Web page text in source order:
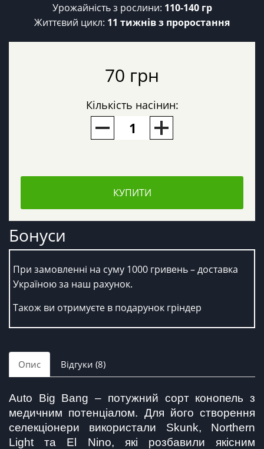
Урожайність з рослини: 110-140 гр
Життєвий цикл: 11 тижнів з проростання
70 грн
Кількість насінин:
КУПИТИ
Бонуси
При замовленні на суму 1000 гривень – доставка
Україною за наш рахунок.
Також ви отримуєте в подарунок гріндер
Опис Відгуки (8)
Auto Big Bang – потужний сорт конопель з
медичним потенціалом. Для його створення
селекціонери використали Skunk, Northern
Light та El Nino, які розбавили якісним